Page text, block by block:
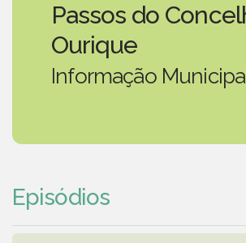
Passos do
Ourique
Informação
Episódios